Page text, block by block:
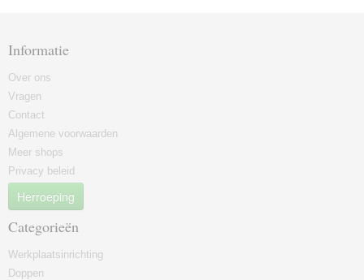
Informatie
Over ons
Vragen
Contact
Algemene voorwaarden
Meer shops
Privacy beleid
Herroeping
Categorieën
Werkplaatsinrichting
Doppen